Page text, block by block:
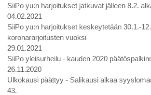
SiiPo yu:n harjoitukset jatkuvat jälleen 8.2.
04.02.2021
SiiPo yu:n harjoitukset keskeytetään 30.1.-
koronararjoitusten vuoksi
29.01.2021
SiiPo yleisurheilu - kauden 2020
26.11.2020
Ulkokausi päättyy - Salikausi alkaa
43.